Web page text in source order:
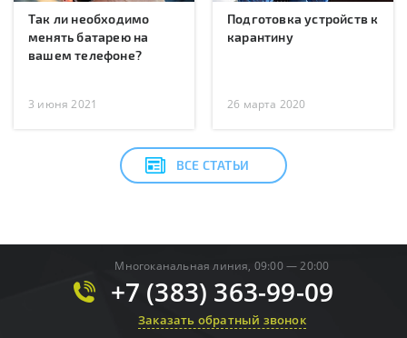
Так ли необходимо
менять батарею на
вашем телефоне?
3 июня 2021
Подготовка устройств к
карантину
26 марта 2020
ВСЕ СТАТЬИ
Многоканальная линия, 09:00 — 20:00
+7 (383) 363-99-09
Заказать обратный звонок